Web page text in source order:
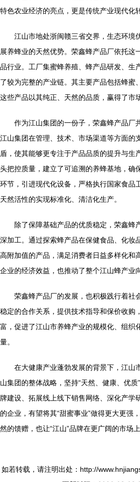
特色农业经济的亮点，更是传统产业现代化
江山市地处浙闽赣三省交界，生态环境
展养蜂业的天然优势。荣鑫蜂产品厂依托这
品行业。工厂集蜜蜂养殖、蜂产品研发、生
了较为完整的产业链。其主要产品包括蜂蜜
这些产品以其纯正、天然的品质，赢得了市
作为江山集团的一份子，荣鑫蜂产品厂
江山集团在管理、技术、市场渠道等方面的
盾，使其能够更专注于产品品质的提升与生
头把控质量，建立了可追溯的养蜂基地，确
环节，引进现代化设备，严格执行国家食品
天然活性的实现标准化、清洁化生产。
除了保障基础产品的优质稳定，荣鑫蜂
深加工。通过探索蜂产品在保健食品、化妆
高附加值的产品，满足消费者日益多样化和
企业的经济效益，也推动了整个江山蜂产业
荣鑫蜂产品厂的发展，也积极践行着社
稳定的合作关系，提供技术指导和保价收购
富，促进了江山市养蜂产业的规模化、组织
量。
在大健康产业蓬勃发展的背景下，江山
山集团的整体战略，坚持“天然、健康、优
牌建设、拓展线上线下销售网络、深化产学
的企业，有望将其“甜蜜事业”做得更大更强
然的馈赠，也让“江山”品牌在更广阔的市场上
如若转载，请注明出处：http://